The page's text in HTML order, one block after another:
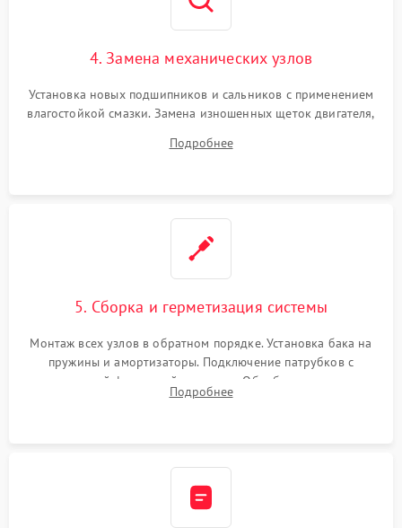
4. Замена механических узлов
Установка новых подшипников и сальников с применением
влагостойкой смазки. Замена изношенных щеток двигателя,
или поврежденной резиновой манжеты.
Подробнее
5. Сборка и герметизация системы
Монтаж всех узлов в обратном порядке. Установка бака на
пружины и амортизаторы. Подключение патрубков с
надежной фиксацией хомутами. Обработка стыков
герметиком для предотвращения возможных протечек воды.
Подробнее